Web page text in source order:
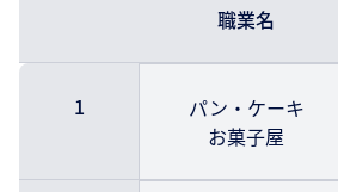
職業名
1
パン・ケーキ
お菓子屋